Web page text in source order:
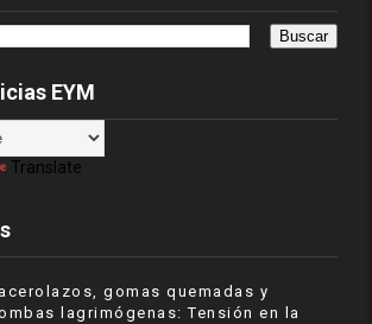
EYM
Translate
gomas quemadas y
lagrimógenas: Tensión en la